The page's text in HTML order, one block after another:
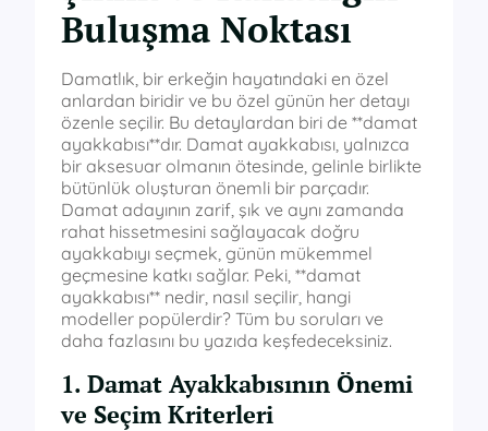
Buluşma Noktası
Damatlık, bir erkeğin hayatındaki en özel
anlardan biridir ve bu özel günün her detayı
özenle seçilir. Bu detaylardan biri de **damat
ayakkabısı**dır. Damat ayakkabısı, yalnızca
bir aksesuar olmanın ötesinde, gelinle birlikte
bütünlük oluşturan önemli bir parçadır.
Damat adayının zarif, şık ve aynı zamanda
rahat hissetmesini sağlayacak doğru
ayakkabıyı seçmek, günün mükemmel
geçmesine katkı sağlar. Peki, **damat
ayakkabısı** nedir, nasıl seçilir, hangi
modeller popülerdir? Tüm bu soruları ve
daha fazlasını bu yazıda keşfedeceksiniz.
1. Damat Ayakkabısının Önemi
ve Seçim Kriterleri